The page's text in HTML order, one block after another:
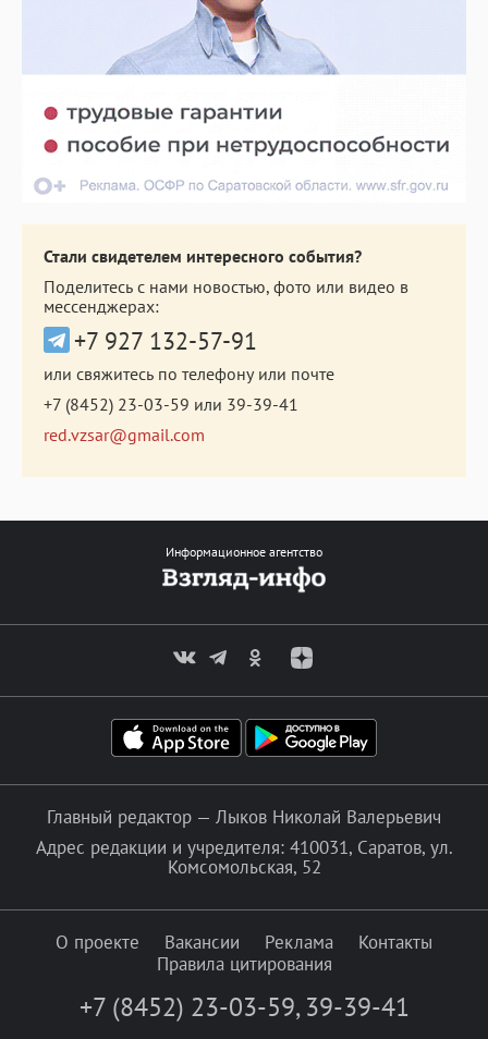
Стали свидетелем интересного события?
Поделитесь с нами новостью, фото или видео в
мессенджерах:
+7 927 132-57-91
или свяжитесь по телефону или почте
+7 (8452) 23-03-59 или 39-39-41
red.vzsar@gmail.com
Информационное агентство
Главный редактор — Лыков Николай Валерьевич
Адрес редакции и учредителя: 410031, Саратов, ул.
Комсомольская, 52
О проекте Вакансии Реклама
Контакты
Правила цитирования
+7 (8452) 23-03-59, 39-39-41